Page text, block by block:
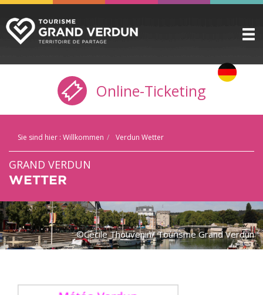
ENTDECKEN
ZU SEHEN / ZU TUN
PRAKTISCHE INFORMATIONEN
GRUPPEN
DIE ZITADELLE
BUCHUNG
Online-Ticketing
Sie sind hier : Willkommen Verdun Wetter
GRAND VERDUN
WETTER
©Cecile Thouvenin/ Tourisme Grand Verdun